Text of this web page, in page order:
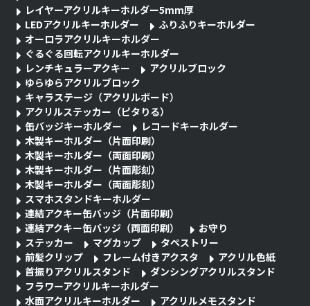
レイヤーアクリルキーホルダー5mm厚
LEDアクリルキーホルダー
ふりふりキーホルダー
オーロラアクリルキーホルダー
ぐるぐる回転アクリルキーホルダー
レンチキュラーアクキー
アクリルブロック
ゆらゆらアクリルブロック
キャラステージ（アクリルボード）
アクリルステッカー（ピタりる）
缶バッジキーホルダー
レコードキーホルダー
木製キーホルダー（片面印刷）
木製キーホルダー（両面印刷）
木製キーホルダー（片面彫刻）
木製キーホルダー（両面彫刻）
スマホスタンドキーホルダー
連結アクキー缶バッジ（片面印刷）
連結アクキー缶バッジ（両面印刷）
お守り
ステッカー
マグカップ
タペストリー
前髪クリップ
フレーム付きアクスタ
アクリル色紙
首振りアクリルスタンド
ダンシングアクリルスタンド
フラワーアクリルキーホルダー
水面アクリルキーホルダー
アクリルメモスタンド